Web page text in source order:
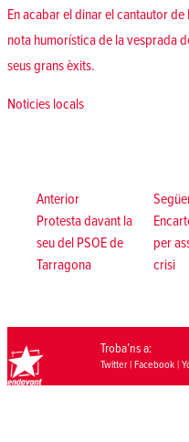
En acabar el dinar el cantautor
nota humorística de la vesprada
seus grans èxits.
Posted in
Noticies locals
d'entradesAnteriorAnterior:
Protesta davant la
seu del PSOE de
Tarragona
per
crisi
Troba’ns a:
Twitter| Facebook|